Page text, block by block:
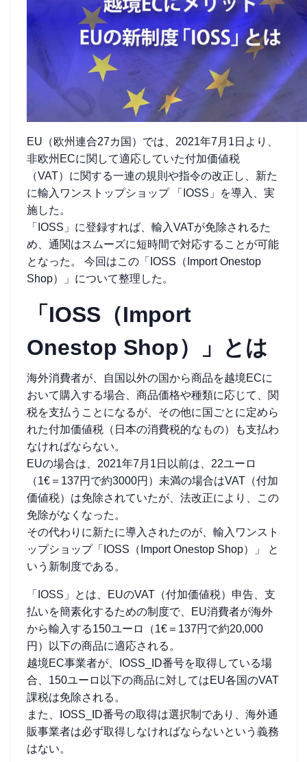
EU（欧州連合27カ国）では、2021年7月1日より、
非欧州ECに関して適応していた付加価値税
（VAT）に関する一連の規則や指令の改正し、新た
に輸入ワンストップショップ 「IOSS」を導入、実
施した。
「IOSS」に登録すれば、輸入VATが免除されるた
め、通関はスムーズに短時間で対応することが可能
となった。 今回はこの「IOSS（Import Onestop
Shop）」について整理した。
「IOSS（Import
Onestop Shop）」とは
海外消費者が、自国以外の国から商品を越境ECに
おいて購入する場合、商品価格や種類に応じて、関
税を支払うことになるが、その他に国ごとに定めら
れた付加価値税（日本の消費税的なもの）も支払わ
なければならない。
EUの場合は、2021年7月1日以前は、22ユーロ
（1€＝137円で約3000円）未満の場合はVAT（付加
価値税）は免除されていたが、法改正により、この
免除がなくなった。
その代わりに新たに導入されたのが、輸入ワンスト
ップショップ「IOSS（Import Onestop Shop）」 と
いう新制度である。
「IOSS」とは、EUのVAT（付加価値税）申告、支
払いを簡素化するための制度で、EU消費者が海外
から輸入する150ユーロ（1€＝137円で約20,000
円）以下の商品に適応される。
越境EC事業者が、IOSS_ID番号を取得している場
合、150ユーロ以下の商品に対してはEU各国のVAT
課税は免除される。
また、IOSS_ID番号の取得は選択制であり、海外通
販事業者は必ず取得しなければならないという義務
はない。